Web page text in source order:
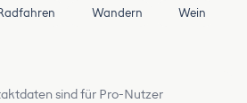
Wandern
Wein
sind für Pro-Nutzer